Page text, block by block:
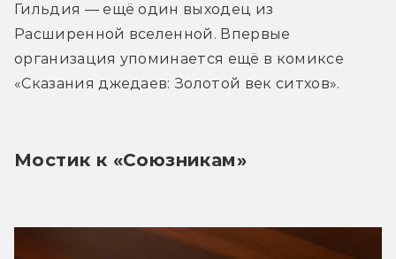
Гильдия — ещё один выходец из
Расширенной вселенной. Впервые
организация упоминается ещё в комиксе
«Сказания джедаев: Золотой век ситхов».
Мостик к «Союзникам»